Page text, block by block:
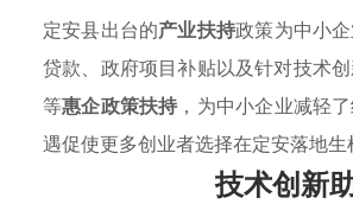
定安县出台的产业扶持政策为中小
贷款、政府项目补贴以及针对技术
等惠企政策扶持 ，为中小企业减轻
遇促使更多创业者选择在定安落地
技术创新